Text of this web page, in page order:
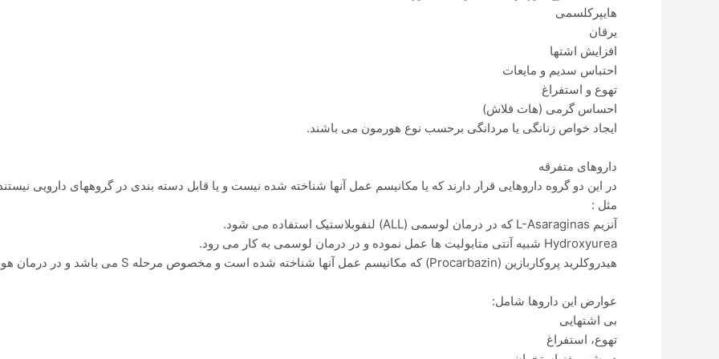
هایپرکلسمی
یرقان
افزایش اشتها
احتباس سدیم و مایعات
تهوع و استفراغ
احساس گرمی (هات فلاش)
ایجاد خواص زنانگی یا مردانگی برحسب نوع هورمون می باشند.
داروهای متفرقه
در این دو گروه داروهایی قرار دارند که یا مکانیسم عمل آنها شناخته شده نیست و یا قابل دسته بندی در گروههای دارویی
مثل :
آنزیم L-Asaraginas که در درمان لوسمی (ALL) لنفوبلاستیک استفاده می شود.
Hydroxyurea شبیه آنتی متابولیت ها عمل نموده و در درمان لوسمی به کار می رود.
هیدروکلرید پروکاربازین (Procarbazin) که مکانیسم عمل آنها شناخته شده است و مخصوص مرحله S می باشد و در درمان هوچکین و لنفوم استفاده می شود.
عوارض این داروها شامل:
بی اشتهایی
تهوع، استفراغ